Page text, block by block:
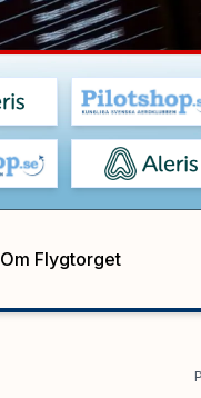
Om Flygtorget